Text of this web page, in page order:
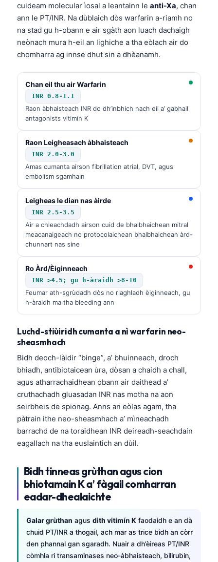
cuideam molecular ìosal a leantainn le anti-Xa, chan
ann le PT/INR. Na dùblaich dòs warfarin a-riamh no
na stad gu h-obann e air sgàth aon luach dachaigh
neònach mura h-eil an lighiche a tha eòlach air do
chomharra ag innse dhut sin a dhèanamh.
Chan eil thu air Warfarin
INR 0.8-1.1
Raon àbhaisteach INR do dh’inbhich nach eil a’ gabhail
antagonists vitimín K
Raon Leigheasach àbhaisteach
INR 2.0-3.0
Amas cumanta airson fibrillation atrial, DVT, agus
embolism sgamhain
Leigheas le dian nas àirde
INR 2.5-3.5
Air a chleachdadh airson cuid de bhalbhaichean mitral
meacanaigeach no protocolaichean bhalbhaichean àrd-
chunnart nas sine
Ro Àrd/Èiginneach
INR >4.5; gu h-àraidh >8-10
Feumar ath-sgrùdadh dòs no riaghladh èiginneach, gu
h-àraidh ma tha bleeding ann
Luchd-stiùiridh cumanta a nì warfarin neo-
sheasmhach
Bidh deoch-làidir “binge”, a’ bhuinneach, droch
bhiadh, antibiotaicean ùra, dòsan a chaidh a chall,
agus atharrachaidhean obann air daithead a’
cruthachadh gluasadan INR nas motha na aon
seirbheis de spionag. Anns an eòlas agam, tha
pàtrain ithe neo-sheasmhach a’ mìneachadh
barrachd de na toraidhean INR deireadh-seachdain
eagallach na tha euslaintich an dùil.
Bidh tinneas grùthan agus cion
bhiotamain K a’ fàgail comharran
eadar-dhealaichte
Galar grùthan agus dìth vitimín K faodaidh e an dà
chuid PT/INR a thogail, ach mar as trice bidh an còrr
den phannal gan sgaradh. Nuair a dh’èireas PT/INR
còmhla ri transaminases neo-àbhaisteach, bilirubin,
தமிழ்
ગુજરાતી
ಕನ್ನಡ
Bahasa Melayu
Tiếng Việt
ไทย
ဗမာစာ
ភាសាខ្មែរ
Kiswahili
አማርኛ
O‘zbekcha
Català
Қазақ тілі
Suomi
Hrvatski
Slovenčina
پښتو
سنڌي
සිංහල
অসমীয়া
Galego
Latviešu valoda
Македонски јазик
Euskara
Occitan
العربية المغربية
Afrikaans
Монгол
ພາສາລາວ
Basa Jawa
Cebuano